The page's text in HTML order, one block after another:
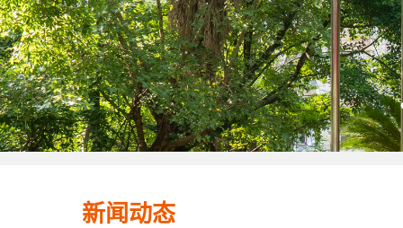
新闻动态